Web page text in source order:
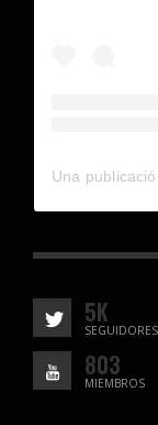
5K
SEGUIDORES
803
MIEMBROS